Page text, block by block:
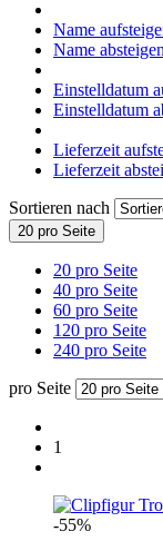
Name
Name
Einstelldatum
Einstelldatum
Lieferzeit
Lieferzeit
Sortieren nach
20 pro Seite
20 pro Seite
40 pro Seite
60 pro Seite
120 pro Seite
240 pro Seite
pro Seite
1
-55%